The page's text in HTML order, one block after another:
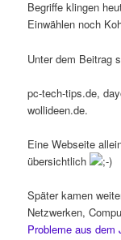
Begriffe klingen
Einwählen noch
Unter dem Beitrag
pc-tech-tips.de,
wollideen.de.
Eine Webseite
übersichtlich
Später kamen
Netzwerken,
Probleme aus dem